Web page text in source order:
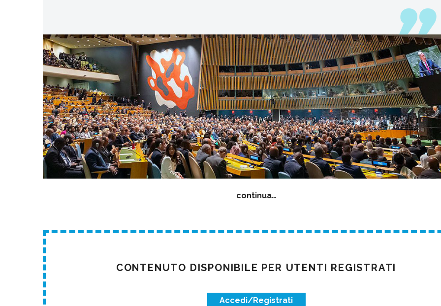
continua…
CONTENUTO DISPONIBILE PER UTENTI REGISTRATI
Accedi/Registrati